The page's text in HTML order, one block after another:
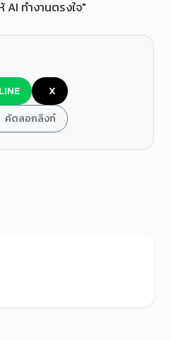
AI ทำงานตรงใจ"
LINE
X
คัดลอกลิงก์